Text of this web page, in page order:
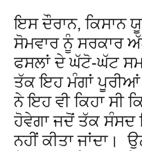
ਇਸ ਦੌਰਾਨ, ਕਿਸਾਨ
ਸੋਮਵਾਰ ਨੂੰ ਸਰਕਾਰ
ਫਸਲਾਂ ਦੇ ਘੱਟੋ-ਘੱਟ
ਤੱਕ ਇਹ ਮੰਗਾਂ
ਨੇ ਇਹ ਵੀ ਕਿਹਾ ਸੀ
ਹੋਵੇਗਾ ਜਦੋਂ ਤੱਕ ਸੰਸਦ
ਨਹੀਂ ਕੀਤਾ ਜਾਂਦਾ।